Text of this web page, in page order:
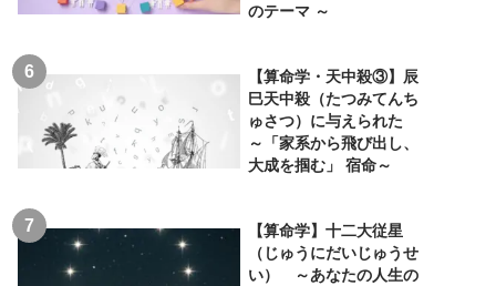
のテーマ ～
【算命学・天中殺③】辰
巳天中殺（たつみてんち
ゅさつ）に与えられた
～「家系から飛び出し、
大成を掴む」 宿命～
【算命学】十二大従星
（じゅうにだいじゅうせ
い） ～あなたの人生の